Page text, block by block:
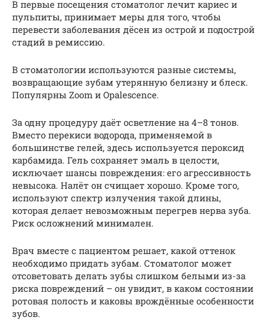
В первые посещения стоматолог лечит кариес и
пульпиты, принимает меры для того, чтобы
перевести заболевания дёсен из острой и подострой
стадий в ремиссию.
В стоматологии используются разные системы,
возвращающие зубам утерянную белизну и блеск.
Популярны Zoom и Opalescence.
За одну процедуру даёт осветление на 4–8 тонов.
Вместо перекиси водорода, применяемой в
большинстве гелей, здесь используется пероксид
карбамида. Гель сохраняет эмаль в целости,
исключает шансы повреждения: его агрессивность
невысока. Налёт он счищает хорошо. Кроме того,
используют спектр излучения такой длины,
которая делает невозможным перегрев нерва зуба.
Риск осложнений минимален.
Врач вместе с пациентом решает, какой оттенок
необходимо придать зубам. Стоматолог может
отсоветовать делать зубы слишком белыми из-за
риска повреждений – он увидит, в каком состоянии
ротовая полость и каковы врождённые особенности
зубов.